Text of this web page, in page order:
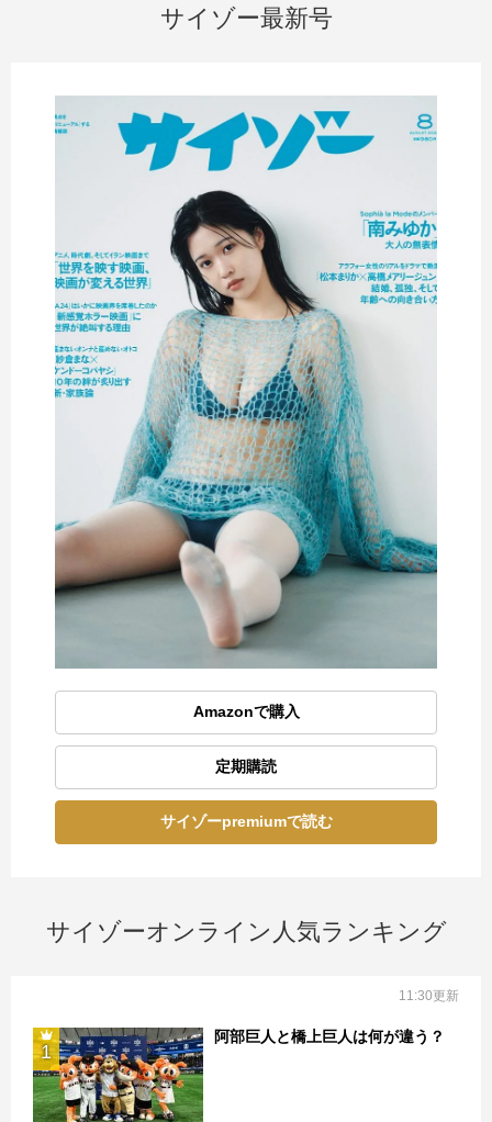
サイゾー最新号
Amazonで購入
定期購読
サイゾーpremiumで読む
サイゾーオンライン人気ランキング
11:30更新
1
阿部巨人と橋上巨人は何が違う？